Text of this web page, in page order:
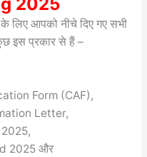
आपको नीचे दिए गए सभी
इस प्रकार से हैं –
Form (CAF),
Letter,
2025 और